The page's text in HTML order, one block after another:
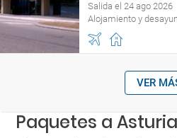
Salida el 24 ago 2026
Alojamiento y
VER
Paquetes a